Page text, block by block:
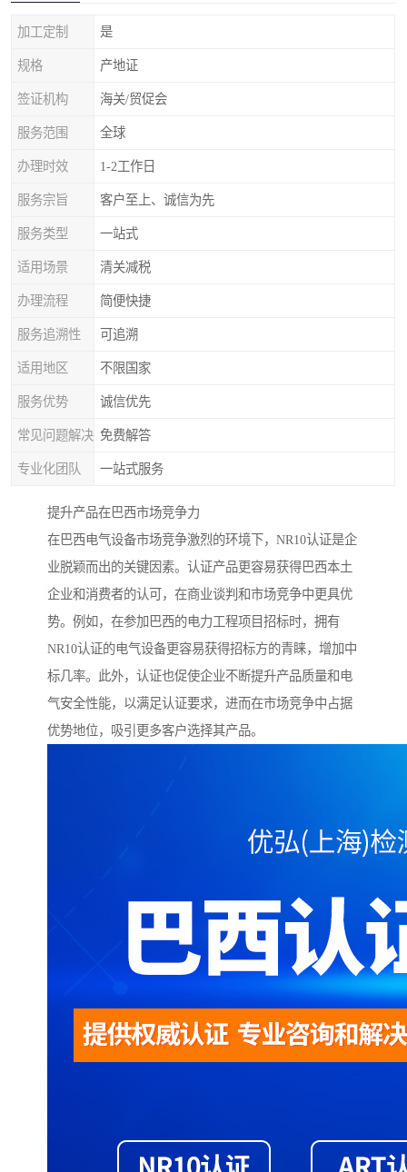
加工定制 是
规格 产地证
签证机构 海关/贸促会
服务范围 全球
办理时效 1-2工作日
服务宗旨 客户至上、诚信为先
服务类型 一站式
适用场景 清关减税
办理流程 简便快捷
服务追溯性 可追溯
适用地区 不限国家
服务优势 诚信优先
常见问题解决 免费解答
专业化团队 一站式服务
提升产品在巴西市场竞争力
在巴西电气设备市场竞争激烈的环境下，NR10认证是企
业脱颖而出的关键因素。认证产品更容易获得巴西本土
企业和消费者的认可，在商业谈判和市场竞争中更具优
势。例如，在参加巴西的电力工程项目招标时，拥有
NR10认证的电气设备更容易获得招标方的青睐，增加中
标几率。此外，认证也促使企业不断提升产品质量和电
气安全性能，以满足认证要求，进而在市场竞争中占据
优势地位，吸引更多客户选择其产品。